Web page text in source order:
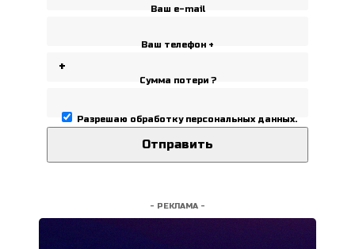
Ваш e-mail
Ваш телефон +
Сумма потери ?
Разрешаю обработку персональных данных.
- РЕКЛАМА -